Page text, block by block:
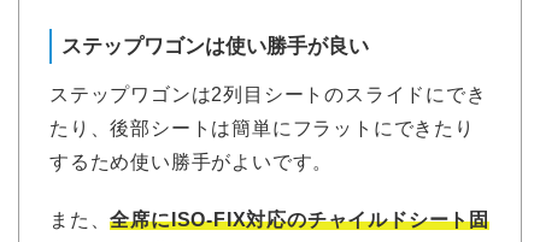
ステップワゴンは使い勝手が良い
ステップワゴンは2列目シートのスライドにでき
たり、後部シートは簡単にフラットにできたり
するため使い勝手がよいです。
また、全席にISO-FIX対応のチャイルドシート固